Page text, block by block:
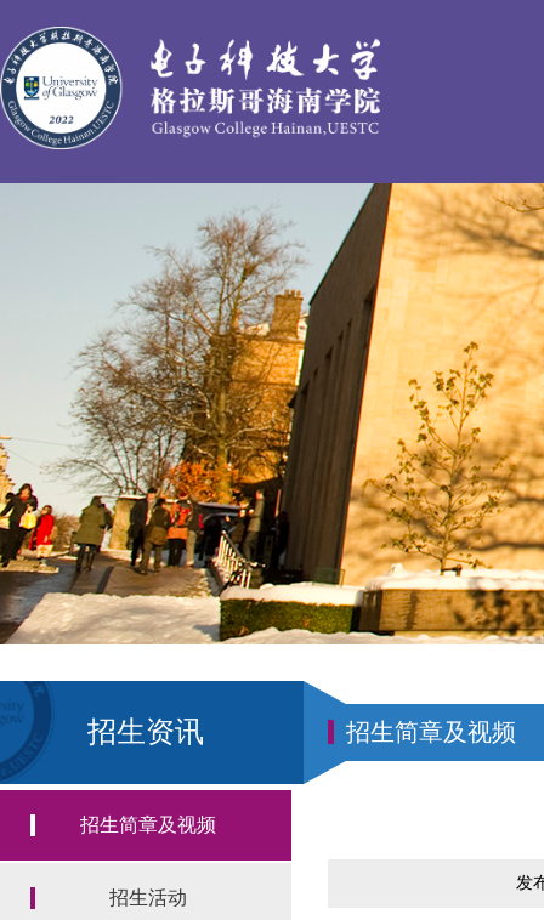
招生资讯
招生简章及视频
招生活动
招生简章及视频
发